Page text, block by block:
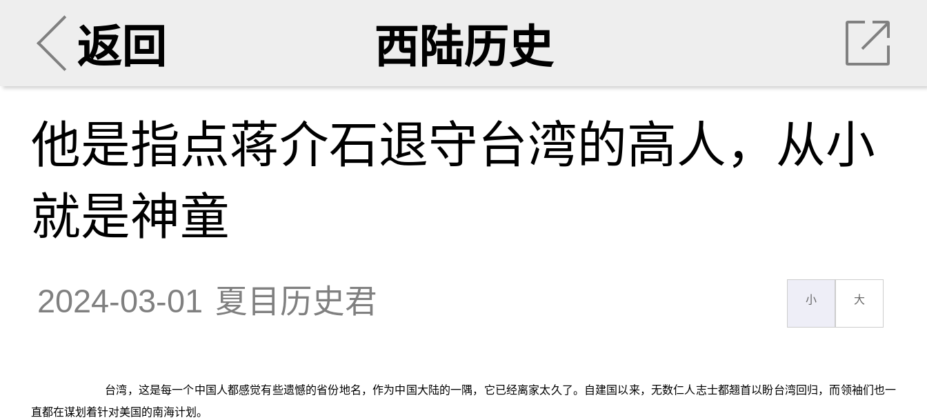
返回 西陆历史
他是指点蒋介石退守台湾的高人，从小
就是神童
2024-03-01 夏目历史君 小 大
台湾，这是每一个中国人都感觉有些遗憾的省份地名，作为中国大陆的一隅，它已经离家太久了。自建国以来，无数仁人志士都翘首以盼台湾回归，而领袖们也一
直都在谋划着针对美国的南海计划。